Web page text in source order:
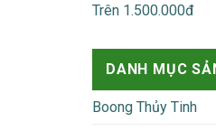
Trên 1.500.000đ
DANH MỤC
Boong Thủy Tinh